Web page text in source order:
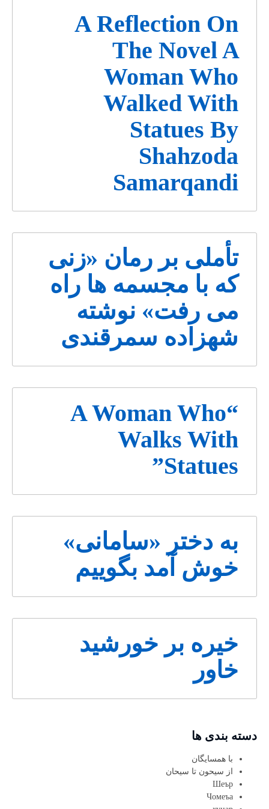
A Reflection On
The Novel A
Woman Who
Walked With
Statues By
Shahzoda
Samarqandi
تأملی بر رمان «زنی
که با مجسمه ها راه
می رفت» نوشته
شهزاده سمرقندی
“A Woman Who
Walks With
Statues”
به دختر «سامانی»
خوش آمد بگوییم
خیره بر خورشید
خاور
دسته بندی ها
با همسایگان
از سیحون تا سیحان
Шеър
Чомеъа